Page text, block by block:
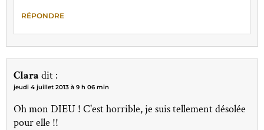
RÉPONDRE
Clara dit :
jeudi 4 juillet 2013 à 9 h 06 min
Oh mon DIEU ! C'est horrible, je suis tellement désolée
pour elle !!